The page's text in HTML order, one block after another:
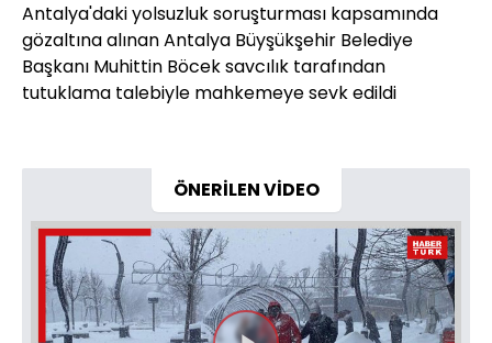
Antalya'daki yolsuzluk soruşturması kapsamında
gözaltına alınan Antalya Büyşükşehir Belediye
Başkanı Muhittin Böcek savcılık tarafından
tutuklama talebiyle mahkemeye sevk edildi
ÖNERİLEN VİDEO